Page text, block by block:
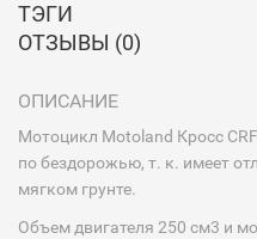
ТЭГИ
ОТЗЫВЫ (0)
ОПИСАНИЕ
Мотоцикл Motoland Кросс
по бездорожью, т. к. имеет
мягком грунте.
Объем двигателя 250 см3 и